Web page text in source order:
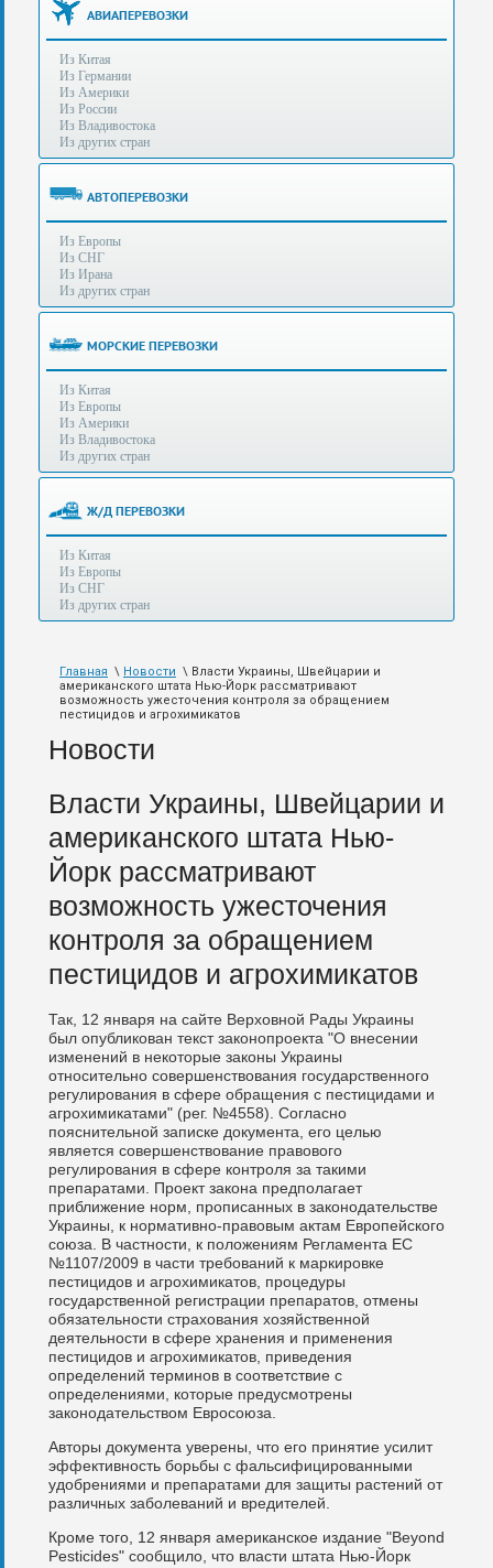
(495)
788-
Бесплатные
консультации
(Без
выходных
8:00
до
21:30)
Таможенное
оформление
грузов
аэропортах
Москвы
Шереметьево,
Внуково,
также
авиа,
железной
96-62
+7 (925) 104-
15-94
e-mail:info@s-standard.ru
АВИАПЕРЕВОЗКИ
Из Китая
Из Германии
Из Америки
Из России
Из Владивостока
Из других стран
АВТОПЕРЕВОЗКИ
Из Европы
Из СНГ
Из Ирана
Из других стран
МОРСКИЕ ПЕРЕВОЗКИ
Из Китая
Из Европы
Из Америки
Из Владивостока
Из других стран
Ж/Д ПЕРЕВОЗКИ
Из Китая
Из Европы
Из СНГ
Из других стран
Главная \ Новости \ Власти Украины, Швейцарии и
американского штата Нью-Йорк рассматривают
возможность ужесточения контроля за обращением
пестицидов и агрохимикатов
Новости
Власти Украины, Швейцарии и
американского штата Нью-
Йорк рассматривают
возможность ужесточения
контроля за обращением
пестицидов и агрохимикатов
Так, 12 января на сайте Верховной Рады Украины
был опубликован текст законопроекта "О внесении
изменений в некоторые законы Украины
относительно совершенствования государственного
регулирования в сфере обращения с пестицидами и
агрохимикатами" (рег. №4558). Согласно
пояснительной записке документа, его целью
является совершенствование правового
регулирования в сфере контроля за такими
препаратами. Проект закона предполагает
приближение норм, прописанных в законодательстве
Украины, к нормативно-правовым актам Европейского
союза. В частности, к положениям Регламента ЕС
№1107/2009 в части требований к маркировке
пестицидов и агрохимикатов, процедуры
государственной регистрации препаратов, отмены
обязательности страхования хозяйственной
деятельности в сфере хранения и применения
пестицидов и агрохимикатов, приведения
определений терминов в соответствие с
определениями, которые предусмотрены
законодательством Евросоюза.
Авторы документа уверены, что его принятие усилит
эффективность борьбы с фальсифицированными
удобрениями и препаратами для защиты растений от
различных заболеваний и вредителей.
Кроме того, 12 января американское издание "Beyond
Pesticides" сообщило, что власти штата Нью-Йорк